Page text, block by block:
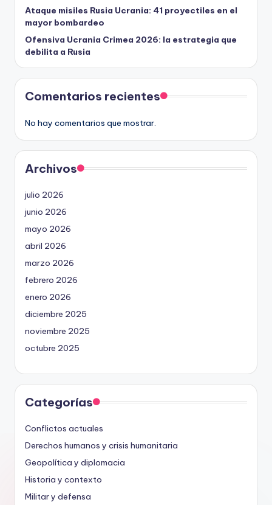
Ataque misiles Rusia Ucrania: 41 proyectiles en el
mayor bombardeo
Ofensiva Ucrania Crimea 2026: la estrategia que
debilita a Rusia
Comentarios recientes
No hay comentarios que mostrar.
Archivos
julio 2026
junio 2026
mayo 2026
abril 2026
marzo 2026
febrero 2026
enero 2026
diciembre 2025
noviembre 2025
octubre 2025
Categorías
Conflictos actuales
Derechos humanos y crisis humanitaria
Geopolítica y diplomacia
Historia y contexto
Militar y defensa